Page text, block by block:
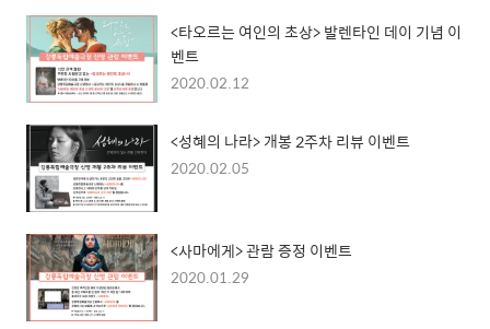
<타오르는 여인의 초상> 발렌타인 데이 기념 이
벤트
2020.02.12
<성혜의 나라> 개봉 2주차 리뷰 이벤트
2020.02.05
<사마에게> 관람 증정 이벤트
2020.01.29